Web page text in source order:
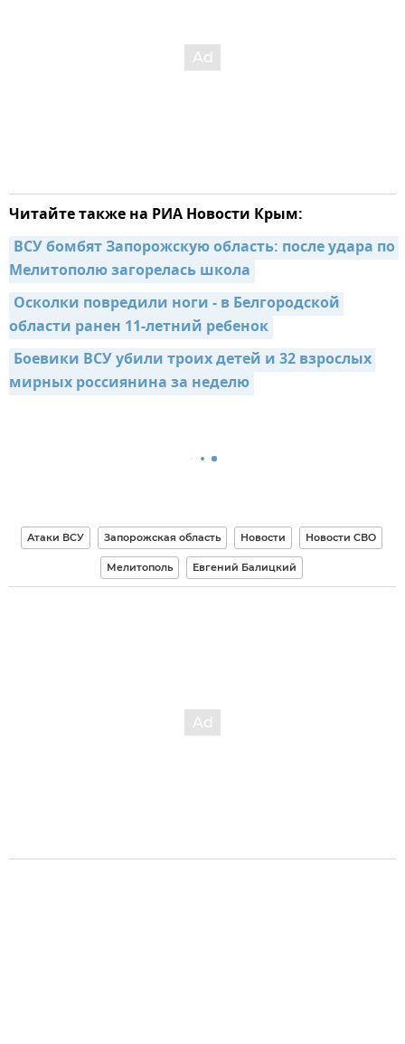
Читайте также на РИА Новости Крым:
ВСУ бомбят Запорожскую область: после удара по
Мелитополю загорелась школа
Осколки повредили ноги - в Белгородской
области ранен 11-летний ребенок
Боевики ВСУ убили троих детей и 32 взрослых
мирных россиянина за неделю
Атаки ВСУ Запорожская область Новости Новости СВО
Мелитополь Евгений Балицкий